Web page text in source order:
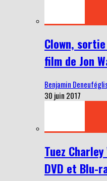
Clown,
film de Jon
Benjamin
30 juin 2017
Tuez
DVD et Blu-